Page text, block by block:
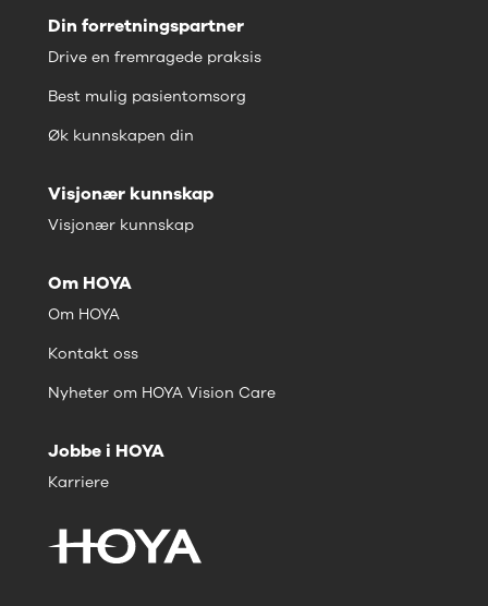
Din forretningspartner
Drive en fremragede praksis
Best mulig pasientomsorg
Øk kunnskapen din
Visjonær kunnskap
Visjonær kunnskap
Om HOYA
Om HOYA
Kontakt oss
Nyheter om HOYA Vision Care
Jobbe i HOYA
Karriere